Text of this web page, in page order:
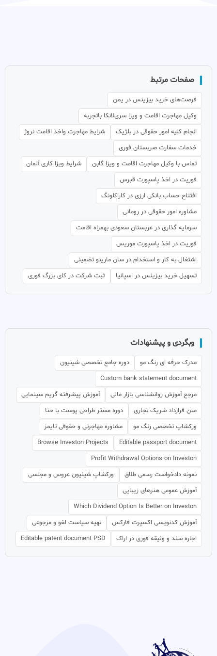
صفحات مرتبط
فرصت‌های خرید بیزینس در یمن
وکیل مهاجرت اقامت و ویزا سری‌لانکا باتجربه
انجام کلیه امور حقوقی در بلژیک
شرایط مهاجرت واخذ اقامت نروژ
خدمات سفارت صربستان فوری
تماس با وکیل مهاجرت اقامت و ویزا گابن
شرایط ویزا کاری آلمان
فوریت در اخذ پاسپورت قبرس
افتتاح حساب بانکی ارزی در کاراکلونگ
مشاوره امور حقوقی در رومانی
سرمایه گذاری در عربستان سعودی بهمراه اقامت
فوریت در اخذ پاسپورت موریس
اشتغال به کار و استخدام در سان مارینو تضمینی
تسهیل خرید بیزینس در اسپانیا
ثبت شرکت در کای بزرگ فوری
وبگردی و پیشنهادات
مدرک حرفه ای رنگ مو
دوره جامع تخصصی شینیون
Custom bank statement document
مرجع آموزش روانشناسی بازار مالی
آموزش پیشرفته گریم سینمایی
متن قرارداد شریک تجاری
دوره مستر طراحی پوست با حنا
ورکشاپ تخصصی رنگ مو
مشاوره مهاجرتی و حقوقی تایمز
Editable passport document
Browse Investon Projects
Profit Withdrawal Options on Investon
نمونه دادخواست رسمی طلاق
ورکشاپ شینیون عروس و مجلسی
آموزش عمومی هنرهای زیبایی
Which Dividend Option Is Better on Investon
آموزش کدنویسی اکسپرت فارکس
تهیه سیاست لغو و مرجوعی
اجاره سند و وثیقه فوری در اراک
Editable patent document PSD